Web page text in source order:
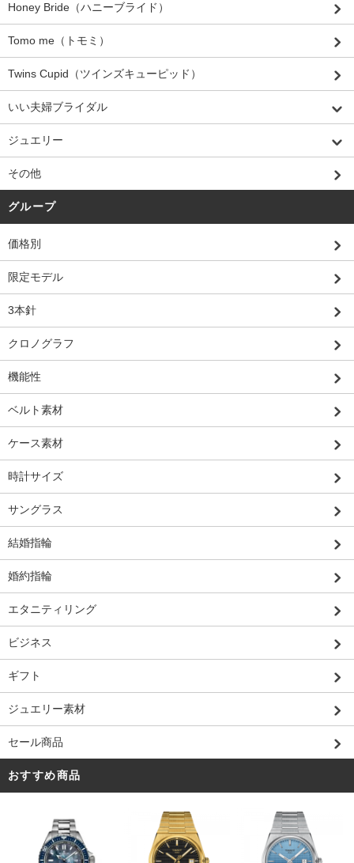
Honey Bride（ハニーブライド）
Tomo me（トモミ）
Twins Cupid（ツインズキューピッド）
いい夫婦ブライダル
ジュエリー
その他
グループ
価格別
限定モデル
3本針
クロノグラフ
機能性
ベルト素材
ケース素材
時計サイズ
サングラス
結婚指輪
婚約指輪
エタニティリング
ビジネス
ギフト
ジュエリー素材
セール商品
おすすめ商品